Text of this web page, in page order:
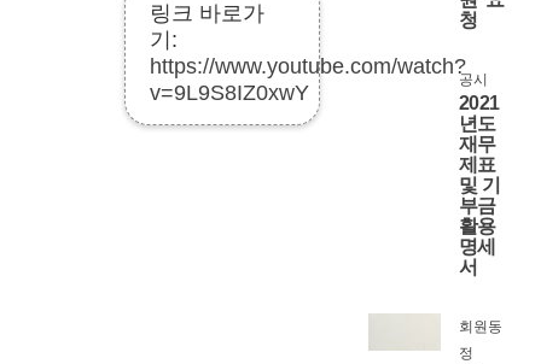
링크 바로가
기:
https://www.youtube.com/watch?
v=9L9S8IZ0xwY
청
공시
2021
년도
재무
제표
및 기
부금
활용
명세
서
회원동
정